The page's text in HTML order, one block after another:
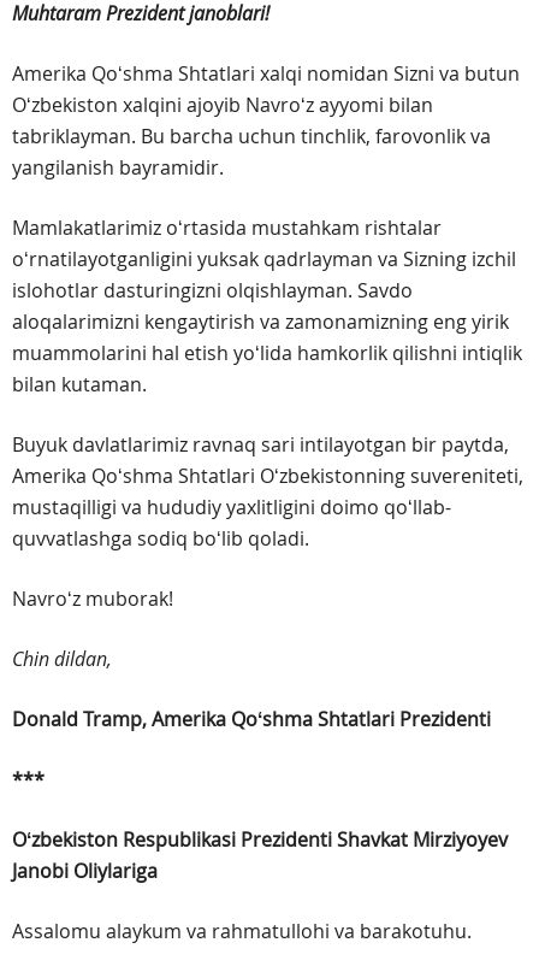
Muhtaram Prezident janoblari!
Amerika Qoʻshma Shtatlari xalqi nomidan Sizni va butun
Oʻzbekiston xalqini ajoyib Navroʻz ayyomi bilan
tabriklayman. Bu barcha uchun tinchlik, farovonlik va
yangilanish bayramidir.
Mamlakatlarimiz oʻrtasida mustahkam rishtalar
oʻrnatilayotganligini yuksak qadrlayman va Sizning izchil
islohotlar dasturingizni olqishlayman. Savdo
aloqalarimizni kengaytirish va zamonamizning eng yirik
muammolarini hal etish yoʻlida hamkorlik qilishni intiqlik
bilan kutaman.
Buyuk davlatlarimiz ravnaq sari intilayotgan bir paytda,
Amerika Qoʻshma Shtatlari Oʻzbekistonning suvereniteti,
mustaqilligi va hududiy yaxlitligini doimo qoʻllab-
quvvatlashga sodiq boʻlib qoladi.
Navroʻz muborak!
Chin dildan,
Donald Tramp,Amerika Qoʻshma Shtatlari Prezidenti
***
Oʻzbekiston Respublikasi PrezidentiShavkat Mirziyoyev
Janobi Oliylariga
Assalomu alaykum va rahmatullohi va barakotuhu.